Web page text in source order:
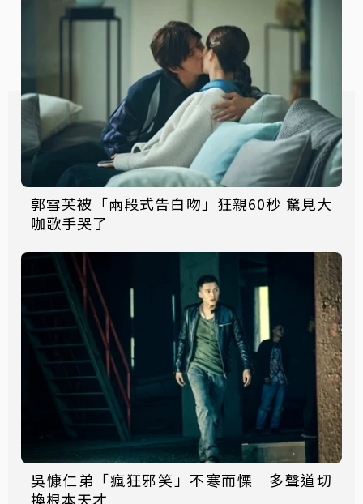
郭雪芙被「兩段式告白吻」狂親60秒 驚見大
咖歌手哭了
吳慷仁弟「瘋狂邪笑」不寒而慄 多聲道切
換根本天才